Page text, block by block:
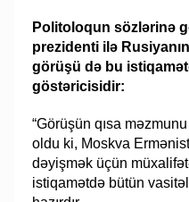
Politoloqun sözlərinə
prezidenti ilə
görüşü də bu
göstəricisidir:
“Görüşün qısa
oldu ki, Moskva
dəyişmək üçün
istiqamətdə bütün